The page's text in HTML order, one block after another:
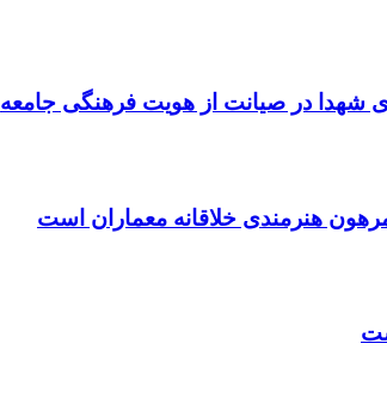
شهدا در صیانت از هویت فرهنگی جامعه
هنرمندی خلاقانه معماران است